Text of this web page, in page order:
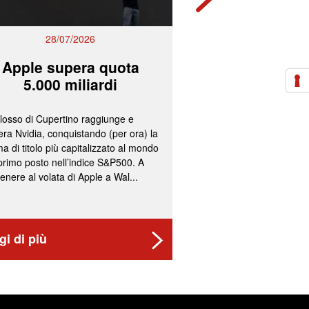
28/07/2026
Apple supera quota
5.000 miliardi
di Cupertino raggiunge e
Nvidia, conquistando (per ora) la
di titolo più capitalizzato al mondo
posto nell’indice S&P500. A
al volata di Apple a Wal...
di più
Mps e
lavorano